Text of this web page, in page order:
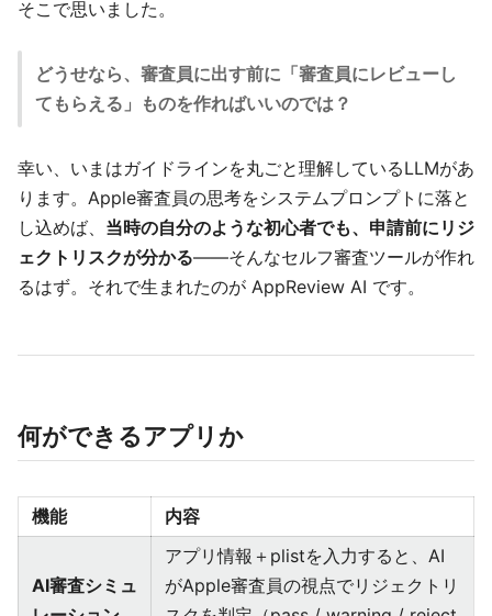
そこで思いました。
どうせなら、審査員に出す前に「審査員にレビューし
てもらえる」ものを作ればいいのでは？
幸い、いまはガイドラインを丸ごと理解しているLLMがあ
ります。Apple審査員の思考をシステムプロンプトに落と
し込めば、 当時の自分のような初心者でも、申請前にリジ
ェクトリスクが分かる——そんなセルフ審査ツールが作れ
るはず。それで生まれたのが AppReview AI です。
何ができるアプリか
機能 内容
AI審査シミュ
アプリ情報＋plistを入力すると、AI
がApple審査員の視点でリジェクトリ